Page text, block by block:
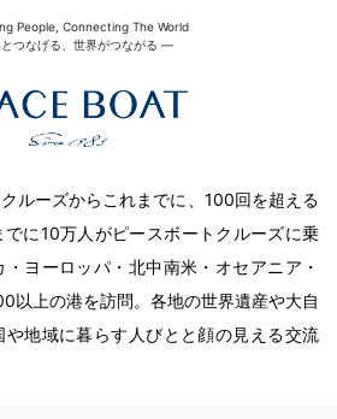
People, Connecting The World
つなげる、世界がつながる ―
ルーズからこれまでに、100回を超える
に10万人がピースボートクルーズに乗
ヨーロッパ・北中南米・オセアニア・
以上の港を訪問。各地の世界遺産や大自
地域に暮らす人びとと顔の見える交流